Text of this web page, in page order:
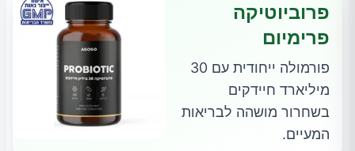
פרוביוטיקה
פרימיום
פורמולה ייחודית עם 30
מיליארד חיידקים
בשחרור מושהה לבריאות
המעיים.